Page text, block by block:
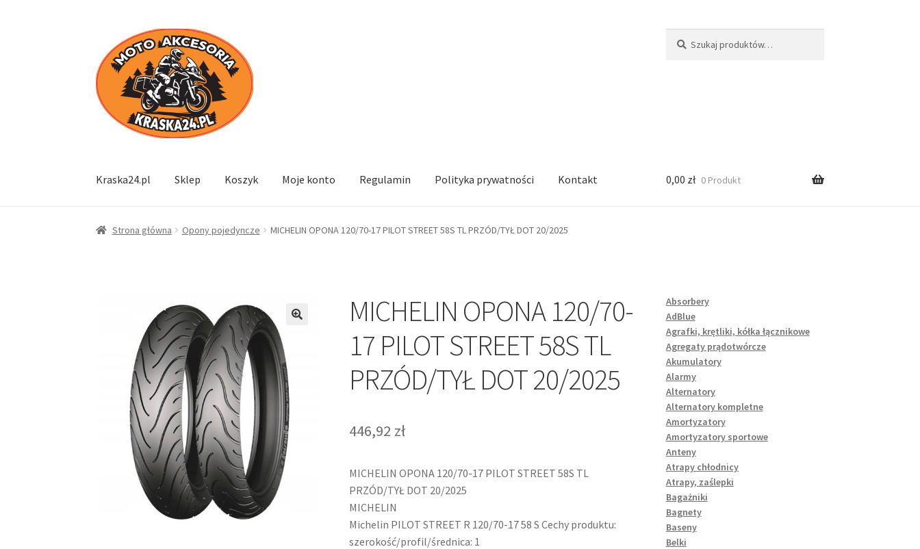
Przejdź
do
nawigacji
Przejdź
do
treści
Kraska24.pl Sklep Koszyk Moje konto Regulamin Polityka prywatności Kontakt 0,00 zł 0 Produkt
Strona główna Opony pojedyncze MICHELIN OPONA 120/70-17 PILOT STREET 58S TL PRZÓD/TYŁ DOT 20/2025
MICHELIN OPONA 120/70-
17 PILOT STREET 58S TL
PRZÓD/TYŁ DOT 20/2025
446,92 zł
MICHELIN OPONA 120/70-17 PILOT STREET 58S TL
PRZÓD/TYŁ DOT 20/2025
MICHELIN
Michelin PILOT STREET R 120/70-17 58 S Cechy produktu:
szerokość/profil/średnica: 1
Absorbery
AdBlue
Agrafki, krętliki, kółka łącznikowe
Agregaty prądotwórcze
Akumulatory
Alarmy
Alternatory
Alternatory kompletne
Amortyzatory
Amortyzatory sportowe
Anteny
Atrapy chłodnicy
Atrapy, zaślepki
Bagażniki
Bagnety
Baseny
Belki